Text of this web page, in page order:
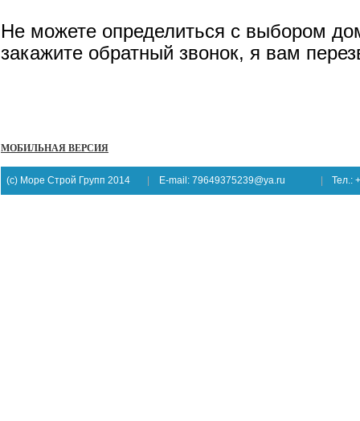
Не можете определиться с выбором
закажите обратный звонок, я вам
МОБИЛЬНАЯ ВЕРСИЯ
(c) Море Строй Групп 2014 E-mail: 79649375239@ya.ru Тел.: